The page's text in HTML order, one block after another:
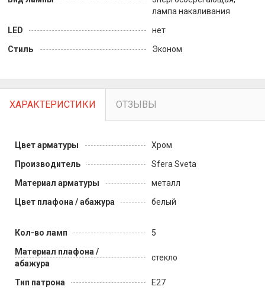
лампа накаливания
LED
нет
Стиль
Эконом
ХАРАКТЕРИСТИКИ ОТЗЫВЫ
Цвет арматуры
Хром
Производитель
Sfera Sveta
Материал арматуры
металл
Цвет плафона / абажура
белый
Кол-во ламп
5
Материал плафона /
абажура
стекло
Тип патрона
Е27